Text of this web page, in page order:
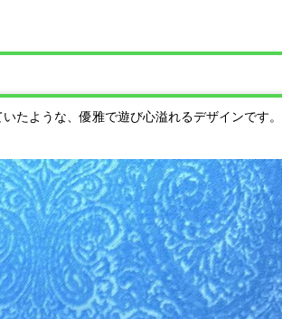
たような、優雅で遊び心溢れるデザインです。